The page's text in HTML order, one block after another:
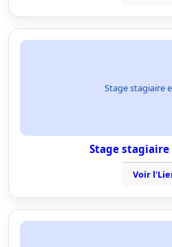
Stage stagiaire
Stage stagiaire
Voir